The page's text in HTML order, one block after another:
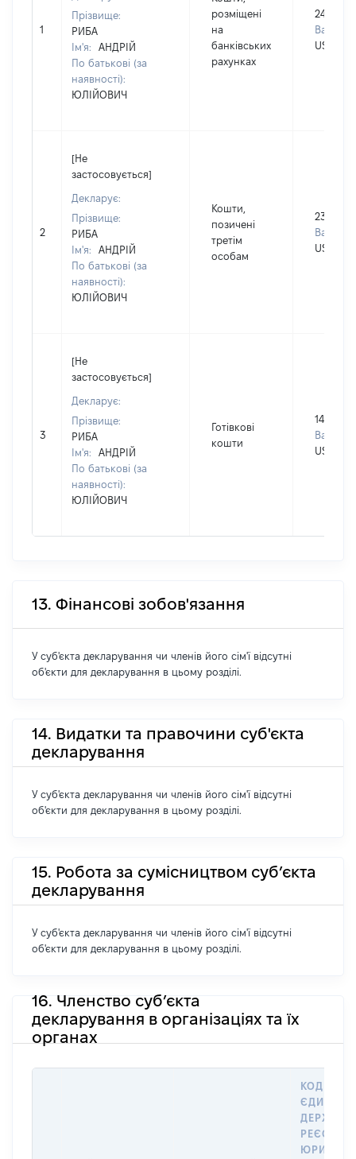
1
Прізвище:
РИБА
Ім'я:
АНДРІЙ
По батькові (за
наявності):
ЮЛІЙОВИЧ
розміщені
на
банківських
рахунках
2409
Валюта:
USD
2
[Не
застосовується]
Декларує:
Прізвище:
РИБА
Ім'я:
АНДРІЙ
По батькові (за
наявності):
ЮЛІЙОВИЧ
Кошти,
позичені
третім
особам
23500
Валюта:
USD
3
[Не
застосовується]
Декларує:
Прізвище:
РИБА
Ім'я:
АНДРІЙ
По батькові (за
наявності):
ЮЛІЙОВИЧ
Готівкові
кошти
14300
Валюта:
USD
13. Фінансові зобов'язання
У суб'єкта декларування чи членів його сім'ї відсутні
об'єкти для декларування в цьому розділі.
14. Видатки та правочини суб'єкта
декларування
У суб'єкта декларування чи членів його сім'ї відсутні
об'єкти для декларування в цьому розділі.
15. Робота за сумісництвом суб’єкта
декларування
У суб'єкта декларування чи членів його сім'ї відсутні
об'єкти для декларування в цьому розділі.
16. Членство суб’єкта
декларування в організаціях та їх
органах
КОД В
РЕЄСТРІ